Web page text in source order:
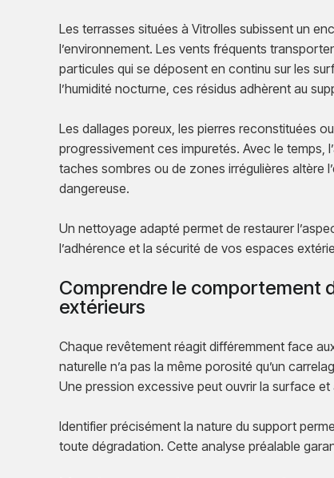
Les terrasses situées à Vitrolles subissent un
l’environnement. Les vents fréquents
particules qui se déposent en continu sur les
l’humidité nocturne, ces résidus adhèrent au
Les dallages poreux, les pierres reconstituées
progressivement ces impuretés. Avec le temps,
taches sombres ou de zones irrégulières altère
dangereuse.
Un nettoyage adapté permet de restaurer
l’adhérence et la sécurité de vos espaces
Comprendre le comportement
extérieurs
Chaque revêtement réagit différemment face
naturelle n’a pas la même porosité qu’un
Une pression excessive peut ouvrir la surface
Identifier précisément la nature du support
toute dégradation. Cette analyse préalable